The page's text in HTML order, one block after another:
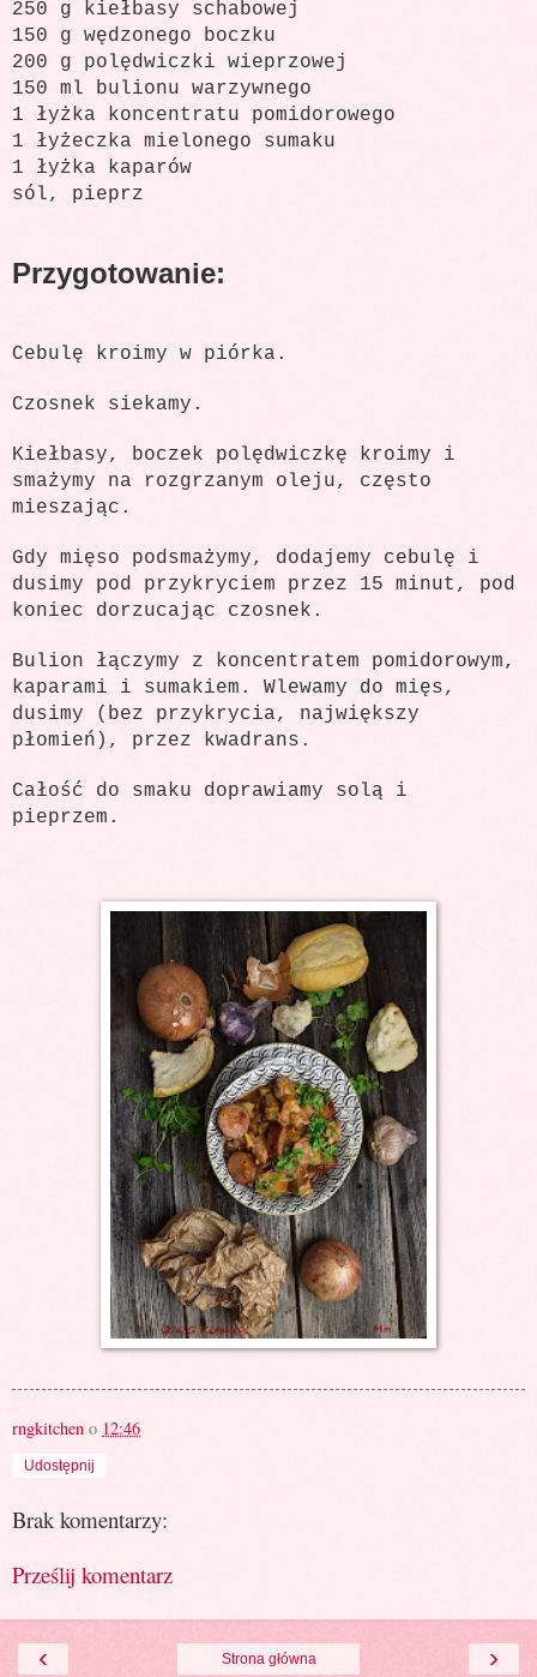
250 g kiełbasy schabowej
150 g wędzonego boczku
200 g polędwiczki wieprzowej
150 ml bulionu warzywnego
1 łyżka koncentratu pomidorowego
1 łyżeczka mielonego sumaku
1 łyżka kaparów
sól, pieprz
Przygotowanie:
Cebulę kroimy w piórka.
Czosnek siekamy.
Kiełbasy, boczek polędwiczkę kroimy i
smażymy na rozgrzanym oleju, często
mieszając.
Gdy mięso podsmażymy, dodajemy cebulę i
dusimy pod przykryciem przez 15 minut, pod
koniec dorzucając czosnek.
Bulion łączymy z koncentratem pomidorowym,
kaparami i sumakiem. Wlewamy do mięs,
dusimy (bez przykrycia, największy
płomień), przez kwadrans.
Całość do smaku doprawiamy solą i
pieprzem.
rngkitchen o 12:46
Udostępnij
Brak komentarzy:
Prześlij komentarz
‹ ›
Strona główna